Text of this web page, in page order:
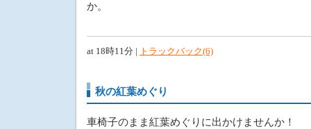
か。
at 18時11分 | トラックバック(6)
秋の紅葉めぐり
車椅子のまま紅葉めぐりに出かけませんか！